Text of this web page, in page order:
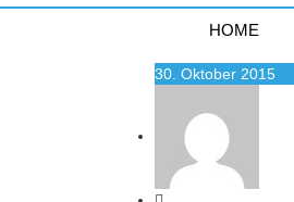
HOME
30. Oktober 2015